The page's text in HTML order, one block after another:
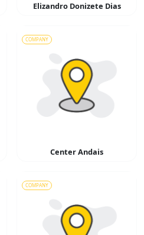
Elizandro Donizete Dias
COMPANY
Center Andais
COMPANY